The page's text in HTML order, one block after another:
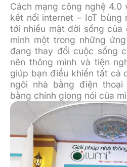
Cách mạng công nghệ
kết nối internet – IoT bùng
tới nhiều mặt đời sống của
minh một trong những
đang thay đổi cuộc sống
nên thông minh và tiện
giúp bạn điều khiển tất cả
ngôi nhà bằng điện
bằng chính giọng nói của